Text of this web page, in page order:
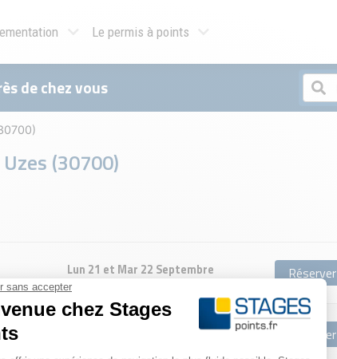
Le permis à points
de chez vous
Uzes (30700)
Lun 21 et Mar 22 Septembre Réserver
Ven 30 et Sam 31 Octobre Réserver